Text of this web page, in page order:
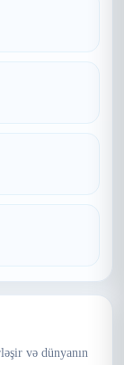
və dünyanın